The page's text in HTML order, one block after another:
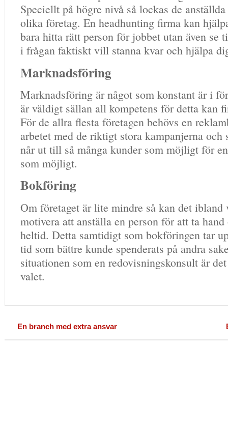
Speciellt på högre nivå så lockas de
olika företag. En headhunting firma kan
bara hitta rätt person för jobbet utan även se
i frågan faktiskt vill stanna kvar och hjälpa
Marknadsföring
Marknadsföring är något som konstant är i
är väldigt sällan all kompetens för detta kan
För de allra flesta företagen behövs en
arbetet med de riktigt stora kampanjerna och
når ut till så många kunder som möjligt för
som möjligt.
Bokföring
Om företaget är lite mindre så kan det ibland
motivera att anställa en person för att ta
heltid. Detta samtidigt som bokföringen tar
tid som bättre kunde spenderats på andra
situationen som en redovisningskonsult är
valet.
En branch med extra ansvar